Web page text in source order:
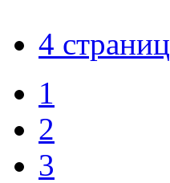
4 страниц
1
2
3